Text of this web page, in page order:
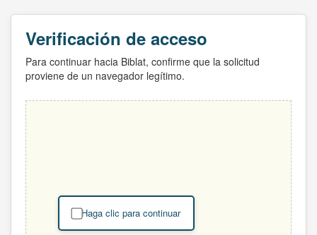
Verificación de acceso
Para continuar hacia Biblat, confirme que la solicitud
proviene de un navegador legítimo.
Haga clic para continuar